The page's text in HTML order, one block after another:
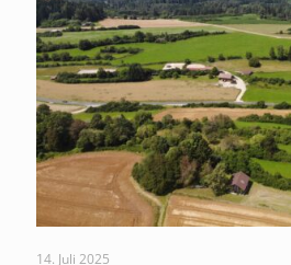
14. Juli 2025